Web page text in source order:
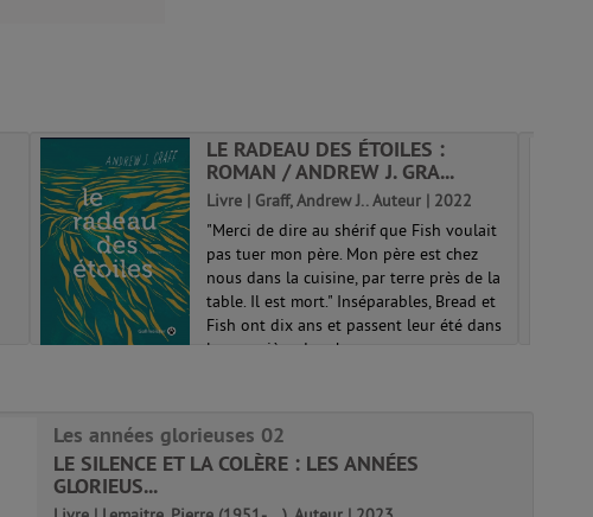
LE RADEAU DES ÉTOILES :
ROMAN / ANDREW J. GRA...
Livre | Graff, Andrew J.. Auteur | 2022
"Merci de dire au shérif que Fish voulait
pas tuer mon père. Mon père est chez
nous dans la cuisine, par terre près de la
table. Il est mort." Inséparables, Bread et
Fish ont dix ans et passent leur été dans
la poussière des champ...
Les années glorieuses 02
LE SILENCE ET LA COLÈRE : LES ANNÉES
GLORIEUS...